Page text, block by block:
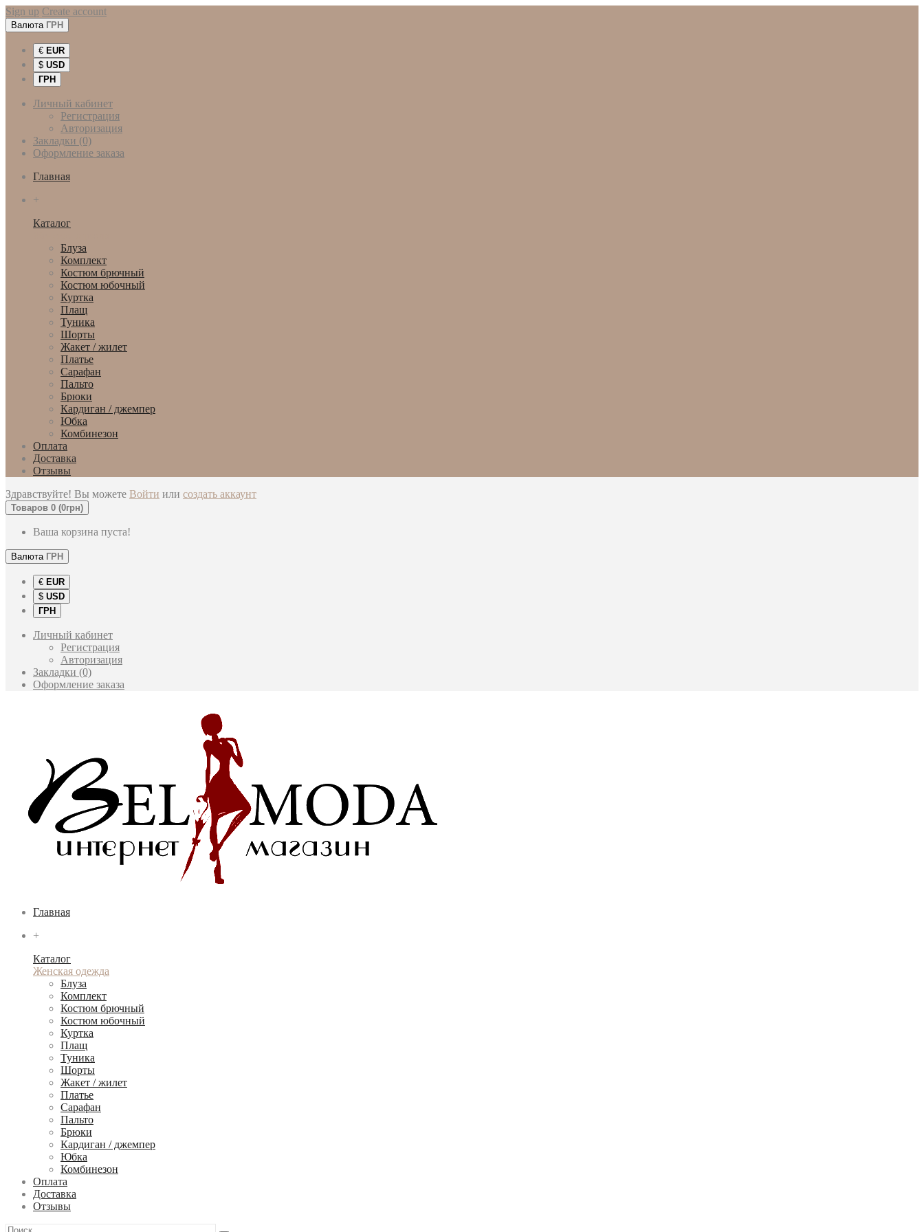
Sign up Create account
Валюта ГРН
€ EUR
$ USD
ГРН
Личный кабинет
Регистрация
Авторизация
Закладки (0)
Оформление заказа
Главная
+
Каталог
Блуза
Комплект
Костюм брючный
Костюм юбочный
Куртка
Плащ
Туника
Шорты
Жакет / жилет
Платье
Сарафан
Пальто
Брюки
Кардиган / джемпер
Юбка
Комбинезон
Оплата
Доставка
Отзывы
Здравствуйте! Вы можете Войти или создать аккаунт
Товаров 0 (0грн)
Ваша корзина пуста!
Валюта ГРН
€ EUR
$ USD
ГРН
Личный кабинет
Регистрация
Авторизация
Закладки (0)
Оформление заказа
Главная
+
Каталог
Женская одежда
Блуза
Комплект
Костюм брючный
Костюм юбочный
Куртка
Плащ
Туника
Шорты
Жакет / жилет
Платье
Сарафан
Пальто
Брюки
Кардиган / джемпер
Юбка
Комбинезон
Оплата
Доставка
Отзывы